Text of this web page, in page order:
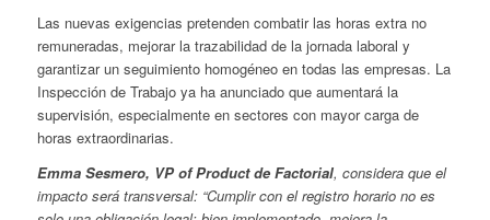
Las nuevas exigencias pretenden combatir las horas extra no
remuneradas, mejorar la trazabilidad de la jornada laboral y
garantizar un seguimiento homogéneo en todas las empresas. La
Inspección de Trabajo ya ha anunciado que aumentará la
supervisión, especialmente en sectores con mayor carga de
horas extraordinarias.
Emma Sesmero, VP of Product de Factorial, considera que el
impacto será transversal: “Cumplir con el registro horario no es